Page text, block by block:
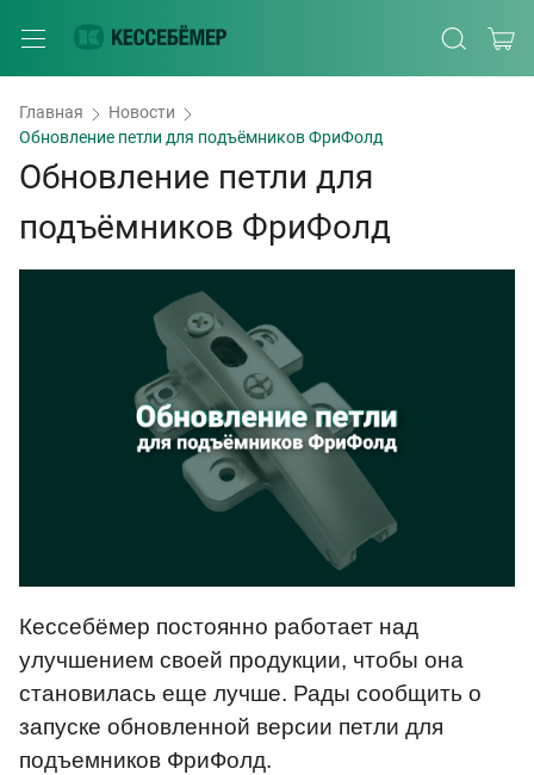
Главная
Новости
Обновление петли для подъёмников ФриФолд
Обновление петли для
подъёмников ФриФолд
Кессебёмер постоянно работает над
улучшением своей продукции, чтобы она
становилась еще лучше. Рады сообщить о
запуске обновленной версии петли для
подъемников ФриФолд.